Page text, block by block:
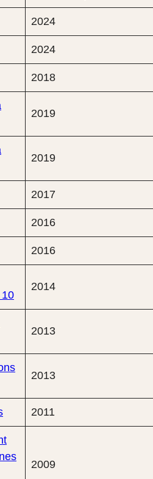
2024
2024
2018
2019
2019
2017
2016
2016
2014
2013
2013
2011
2009